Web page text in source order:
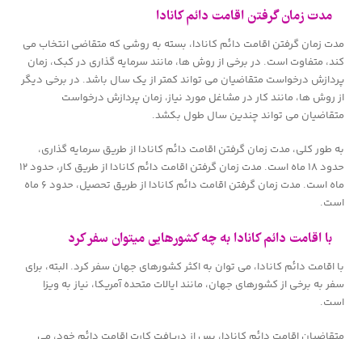
مدت زمان گرفتن اقامت دائم کانادا
مدت زمان گرفتن اقامت دائم کانادا، بسته به روشی که متقاضی انتخاب می
کند، متفاوت است. در برخی از روش ها، مانند سرمایه گذاری در کبک، زمان
پردازش درخواست متقاضیان می تواند کمتر از یک سال باشد. در برخی دیگر
از روش ها، مانند کار در مشاغل مورد نیاز، زمان پردازش درخواست
متقاضیان می تواند چندین سال طول بکشد.
به طور کلی، مدت زمان گرفتن اقامت دائم کانادا از طریق سرمایه گذاری،
حدود ۱۸ ماه است. مدت زمان گرفتن اقامت دائم کانادا از طریق کار، حدود ۱۲
ماه است. مدت زمان گرفتن اقامت دائم کانادا از طریق تحصیل، حدود ۶ ماه
است.
با اقامت دائم کانادا به چه کشورهایی میتوان سفر کرد
با اقامت دائم کانادا، می توان به اکثر کشورهای جهان سفر کرد. البته، برای
سفر به برخی از کشورهای جهان، مانند ایالات متحده آمریکا، نیاز به ویزا
است.